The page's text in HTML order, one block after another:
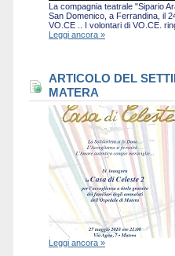
La compagnia teatrale "Sipario
San Domenico, a Ferrandina, il
VO.CE .. I volontari di VO.CE.
Leggi ancora »
ARTICOLO DEL
MATERA
Leggi ancora »